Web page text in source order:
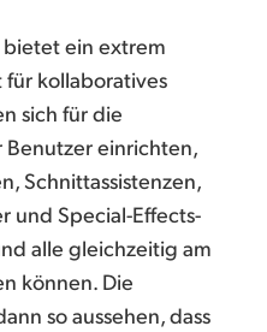
bietet ein extrem
für kollaboratives
sich für die
einrichten,
Schnittassistenzen,
und Special-Effects-
alle gleichzeitig am
können. Die
so aussehen, dass